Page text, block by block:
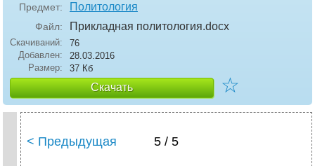
Предмет: Политология
Файл: Прикладная политология.docx
Скачиваний:
76
Добавлен:
28.03.2016
Размер:
37 Кб
Скачать ☆
< Предыдущая 5 / 5